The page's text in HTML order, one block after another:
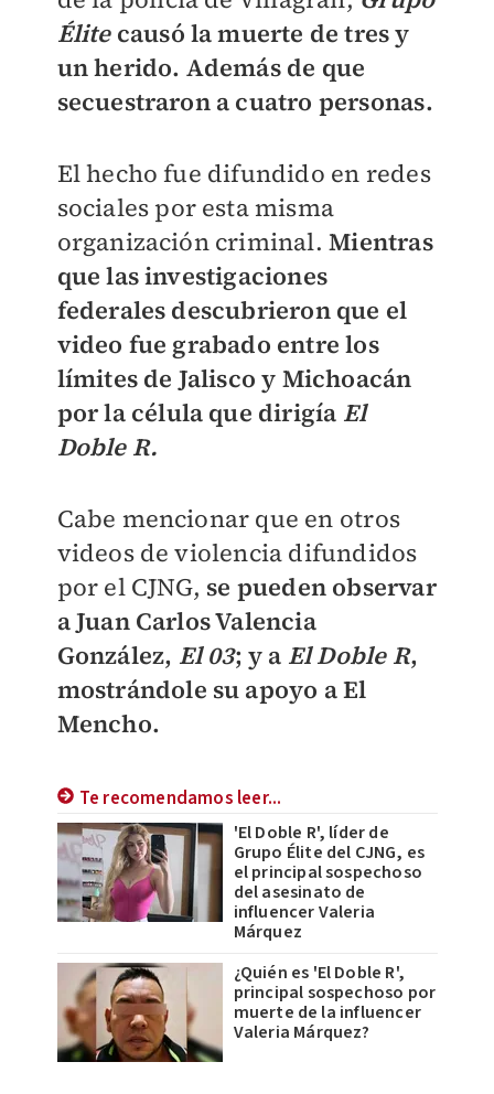
Élitecausó la muerte de tres y
un herido. Además de que
secuestraron a cuatro personas.
El hecho fue difundido en redes
sociales por esta misma
organización criminal.Mientras
que las investigaciones
federales descubrieron que el
video fue grabado entre los
límites de Jalisco y Michoacán
por la célula que dirigía El
Doble R.
Cabe mencionar que en otros
videos de violencia difundidos
por el CJNG, se pueden observar
a Juan Carlos Valencia
González, El 03; y a El Doble R,
mostrándole su apoyo a El
Mencho.
Te recomendamos leer...
'El Doble R', líder de
Grupo Élite del CJNG, es
el principal sospechoso
del asesinato de
influencer Valeria
Márquez
¿Quién es 'El Doble R',
principal sospechoso por
muerte de la influencer
Valeria Márquez?